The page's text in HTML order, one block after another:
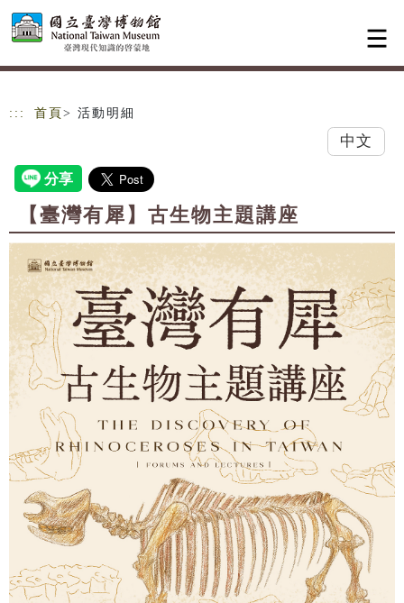
跳到主要內容
網站導覽
::: 首頁 > 活動明細
中文
【臺灣有犀】古生物主題講座